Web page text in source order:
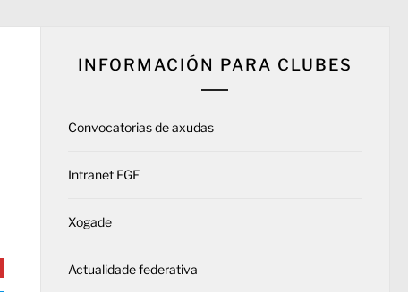
INFORMACIÓN PARA CLUBES
Convocatorias de axudas
Intranet FGF
Xogade
Actualidade federativa